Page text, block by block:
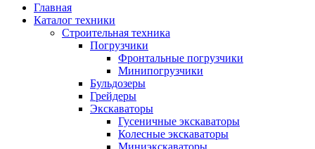
Главная
Каталог техники
Строительная техника
Погрузчики
Фронтальные погрузчики
Минипогрузчики
Бульдозеры
Грейдеры
Экскаваторы
Гусеничные экскаваторы
Колесные экскаваторы
Миниэкскаваторы